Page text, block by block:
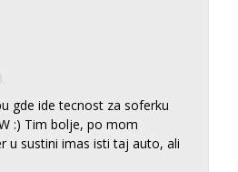
gde ide tecnost za soferku
:) Tim bolje, po mom
u sustini imas isti taj auto, ali